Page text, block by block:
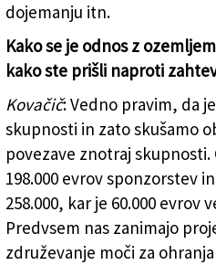
dojemanju itn.
Kako se je odnos z
kako ste prišli naproti
Kovačič: Vedno pravim, da
skupnosti in zato skušamo
povezave znotraj skupnosti.
198.000 evrov sponzorstev
258.000, kar je 60.000 evrov
Predvsem nas zanimajo
združevanje moči za